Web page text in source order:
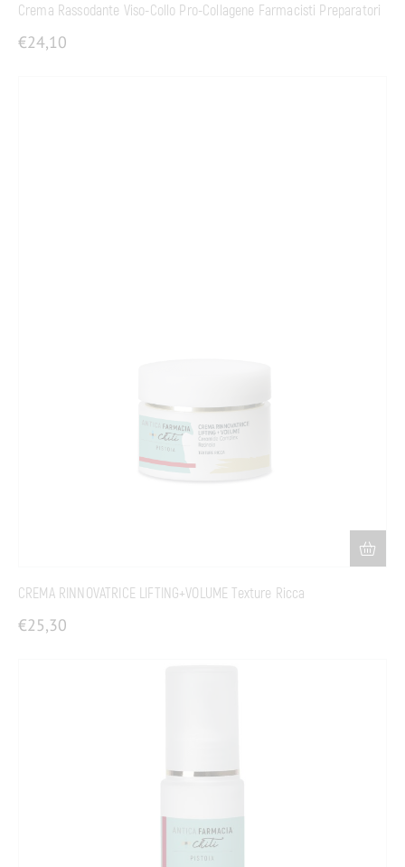
Crema Rassodante Viso-Collo Pro-Collagene Farmacisti Preparatori
€24,10
CREMA RINNOVATRICE LIFTING+VOLUME Texture Ricca
€25,30